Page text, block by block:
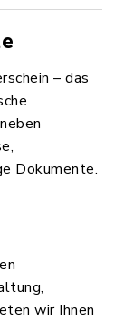
– das
Dokumente.
wir Ihnen